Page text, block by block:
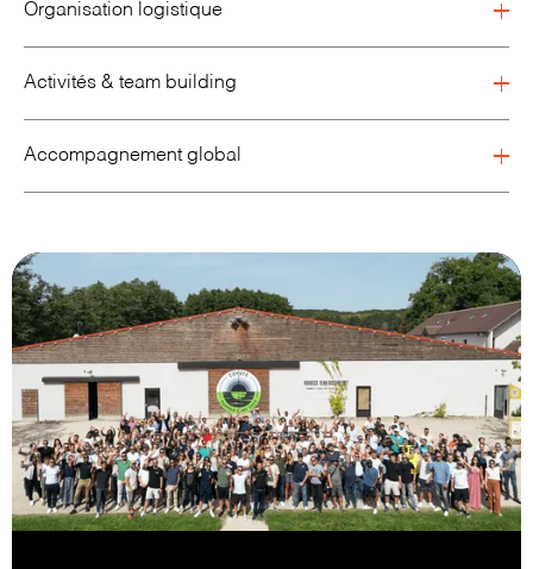
Organisation logistique
Activités & team building
Accompagnement global